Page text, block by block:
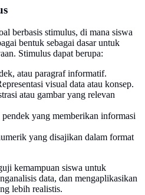
berbasis stimulus, di mana siswa
bentuk sebagai dasar untuk
Stimulus dapat berupa:
atau paragraf informatif.
visual data atau konsep.
atau gambar yang relevan
yang memberikan informasi
yang disajikan dalam format
kemampuan siswa untuk
data, dan mengaplikasikan
lebih realistis.